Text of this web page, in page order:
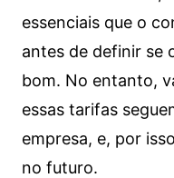
essenciais que o
antes de definir se
bom. No entanto,
essas tarifas
empresa, e, por
no futuro.